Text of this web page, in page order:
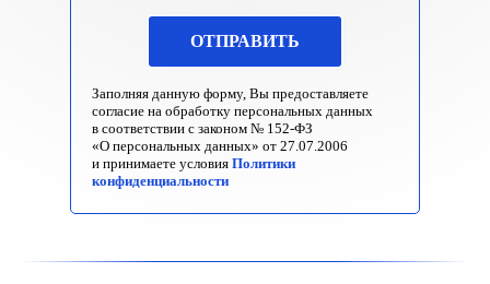
ОТПРАВИТЬ
Заполняя данную форму, Вы предоставляете
согласие на обработку персональных данных
в соответствии с законом № 152-ФЗ
«О персональных данных» от 27.07.2006
и принимаете условия Политики
конфиденциальности